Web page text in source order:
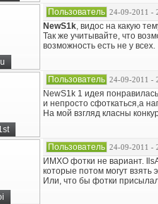
Пользователь 24-09-2011 -
NewS1k, видос на какую
Так же учитывайте, что
возможность есть не у всех.
Пользователь 24-09-2011 -
NewS1k 1 идея
и непросто сфоткаться,а
На мой взгляд класны
Пользователь 24-09-2011 -
ИМХО фотки не вариант.
которые потом могут взять
Или, что бы фотки